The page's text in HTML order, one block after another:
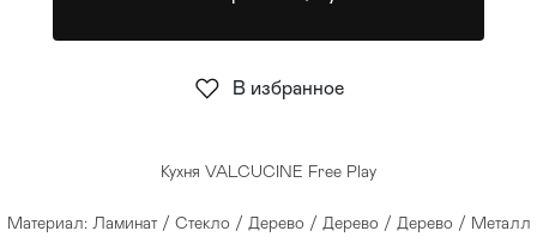
Стулья >
Кухня VALCUCINE Free Play
Материал: Ламинат / Стекло / Дерево / Дерево / Дерево / Металл
В избранное